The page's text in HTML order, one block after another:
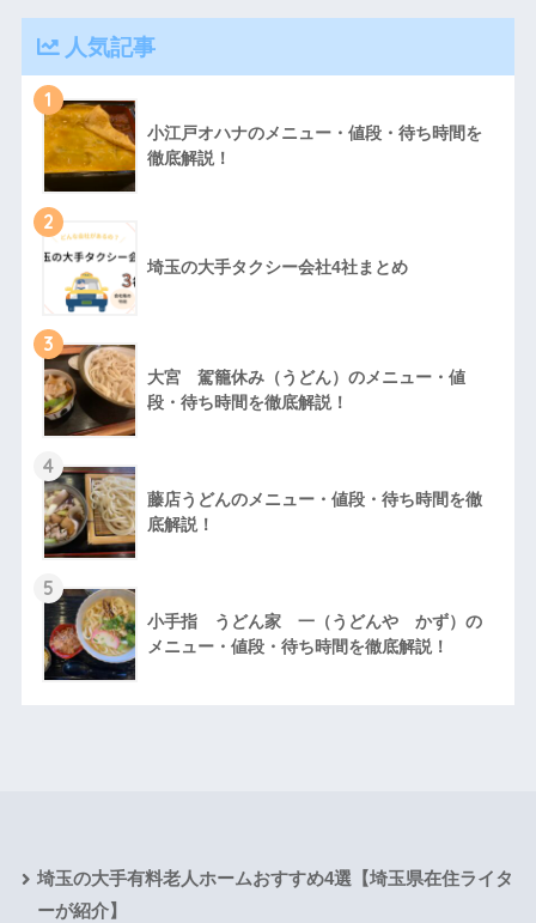
人気記事
1
小江戸オハナのメニュー・値段・待ち時間を
徹底解説！
2
埼玉の大手タクシー会社4社まとめ
3
大宮 駕籠休み（うどん）のメニュー・値
段・待ち時間を徹底解説！
4
藤店うどんのメニュー・値段・待ち時間を徹
底解説！
5
小手指 うどん家 一（うどんや かず）の
メニュー・値段・待ち時間を徹底解説！
埼玉の大手有料老人ホームおすすめ4選【埼玉県在住ライタ
ーが紹介】